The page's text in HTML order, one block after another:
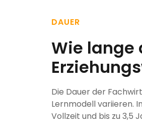
DAUER
Wie lange
Die Dauer der
Lernmodell variieren.
Vollzeit und bis zu 3,5